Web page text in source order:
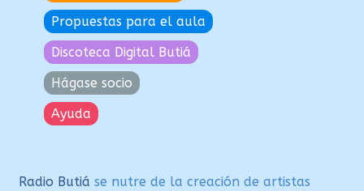
Propuestas para el aula
Discoteca Digital Butiá
Hágase socio
Ayuda
Radio Butiá se nutre de la creación de artistas